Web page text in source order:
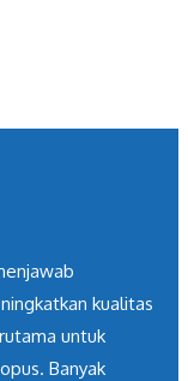
kualitas
untuk
Banyak